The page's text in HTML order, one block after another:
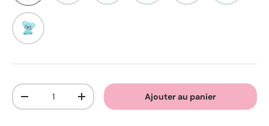
Turquoise clair
Qté
-
+ Ajouter au panier